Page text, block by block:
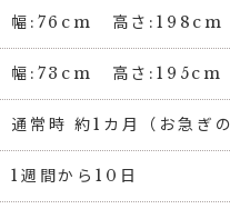
幅:76cm 高さ
幅:73cm 高さ
通常時 約1カ月（お急ぎ
1週間から10日